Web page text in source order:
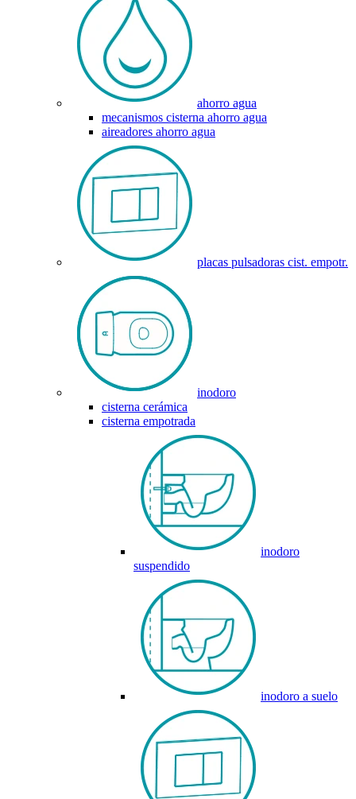
ahorro agua
mecanismos cisterna ahorro agua
aireadores ahorro agua
placas pulsadoras cist. empotr.
inodoro
cisterna cerámica
cisterna empotrada
inodoro
suspendido
inodoro a suelo